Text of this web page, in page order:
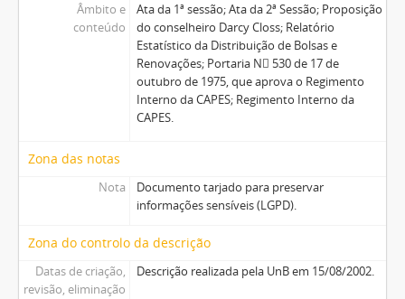
Âmbito e
conteúdo
Ata da 1ª sessão; Ata da 2ª Sessão; Proposição
do conselheiro Darcy Closs; Relatório
Estatístico da Distribuição de Bolsas e
Renovações; Portaria N 530 de 17 de
outubro de 1975, que aprova o Regimento
Interno da CAPES; Regimento Interno da
CAPES.
Zona das notas
Nota
Documento tarjado para preservar
informações sensíveis (LGPD).
Zona do controlo da descrição
Datas de criação,
revisão, eliminação
Descrição realizada pela UnB em 15/08/2002.